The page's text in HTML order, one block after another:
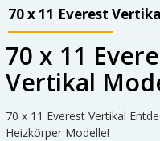
70 x 11 Everest
70 x 11
Vertikal
70 x 11 Everest Vertikal
Heizkörper Modelle!